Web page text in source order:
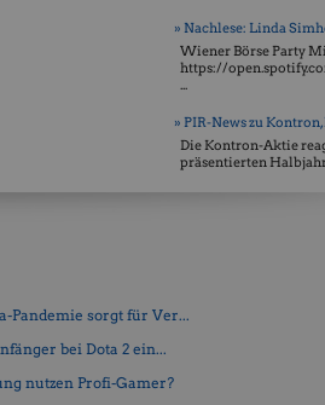
» Nachlese: Linda
Wiener Börse Party
https://
...
» PIR-News zu Kontron,
Die Kontron-Aktie
präsentierten
Pandemie sorgt für Ver...
bei Dota 2 ein...
nutzen Profi-Gamer?